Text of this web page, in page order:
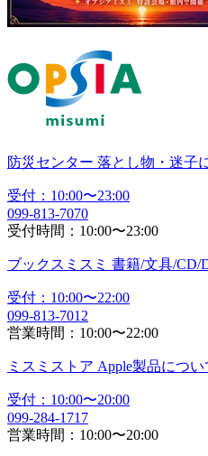
防災センター 落とし物・迷子
受付： 10:00〜23:00
099-813-7070
受付時間： 10:00〜23:00
ブックスミスミ 書籍/文具/CD/
受付： 10:00〜22:00
099-813-7012
営業時間： 10:00〜22:00
ミスミストア Apple製品につい
受付： 10:00〜20:00
099-284-1717
営業時間： 10:00〜20:00